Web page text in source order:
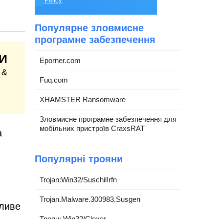
Популярне зловмисне
програмне забезпечення
Eporner.com
Fuq.com
XHAMSTER Ransomware
Зловмисне програмне забезпечення для
мобільних пристроїв CraxsRAT
Популярні трояни
Trojan:Win32/Suschil!rfn
Trojan.Malware.300983.Susgen